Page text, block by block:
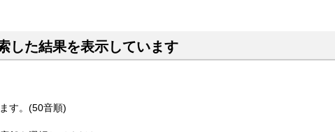
した結果を表示しています
す。(50音順)